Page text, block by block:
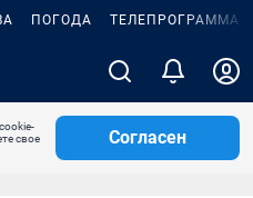
ПОГОДА ТЕЛЕПРОГРАММА
свое
Согласен